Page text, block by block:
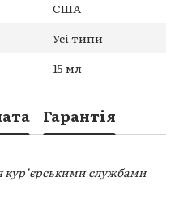
США
Усі типи
15 мл
Гарантія
службами